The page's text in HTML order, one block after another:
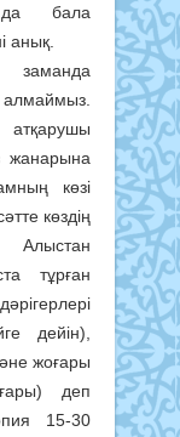
бала
анық.
заманда
жанарына
көзі
көздің
Алыстан
тұрған
дейін),
жоғары
деп
15-30